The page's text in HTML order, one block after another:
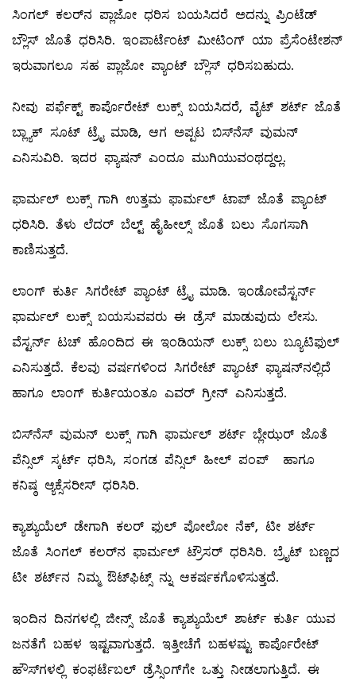
ಸಿಂಗಲ್ ಕಲರ್‌ನ ಪ್ಲಾಜೋ ಧರಿಸ ಬಯಸಿದರೆ ಅದನ್ನು ಪ್ರಿಂಟೆಡ್‌
ಬ್ಲೌಸ್‌ ಜೊತೆ ಧರಿಸಿರಿ. ಇಂಪಾರ್ಟೆಂಟ್‌ ಮೀಟಿಂಗ್‌ ಯಾ ಪ್ರೆಸೆಂಟೇಶನ್‌
ಇರುವಾಗಲೂ ಸಹ ಪ್ಲಾಜೋ ಪ್ಯಾಂಟ್ ಬ್ಲೌಸ್‌ ಧರಿಸಬಹುದು.
ನೀವು ಪರ್ಫೆಕ್ಟ್ ಕಾರ್ಪೊರೇಟ್‌ ಲುಕ್ಸ್ ಬಯಸಿದರೆ, ವೈಟ್‌ ಶರ್ಟ್‌ ಜೊತೆ
ಬ್ಲ್ಯಾಕ್‌ ಸೂಟ್‌ ಟ್ರೈ ಮಾಡಿ, ಆಗ ಅಪ್ಪಟ ಬಿಸ್‌ನೆಸ್ ವುಮನ್‌
ಎನಿಸುವಿರಿ. ಇದರ ಫ್ಯಾಷನ್‌ ಎಂದೂ ಮುಗಿಯುವಂಥದ್ದಲ್ಲ.
ಫಾರ್ಮಲ್ ಲುಕ್ಸ್ ಗಾಗಿ ಉತ್ತಮ ಫಾರ್ಮಲ್ ಟಾಪ್‌ ಜೊತೆ ಪ್ಯಾಂಟ್‌
ಧರಿಸಿರಿ. ತೆಳು ಲೆದರ್‌ ಬೆಲ್ಟ್ ಹೈಹೀಲ್ಸ್ ಜೊತೆ ಬಲು ಸೊಗಸಾಗಿ
ಕಾಣಿಸುತ್ತದೆ.
ಲಾಂಗ್‌ ಕುರ್ತಿ ಸಿಗರೇಟ್‌ ಪ್ಯಾಂಟ್‌ ಟ್ರೈ ಮಾಡಿ. ಇಂಡೋವೆಸ್ಟರ್ನ್‌
ಫಾರ್ಮಲ್ ಲುಕ್ಸ್ ಬಯಸುವವರು ಈ ಡ್ರೆಸ್‌ ಮಾಡುವುದು ಲೇಸು.
ವೆಸ್ಟರ್ನ್‌ ಟಚ್‌ ಹೊಂದಿದ ಈ ಇಂಡಿಯನ್‌ ಲುಕ್ಸ್ ಬಲು ಬ್ಯೂಟಿಫುಲ್
ಎನಿಸುತ್ತದೆ. ಕೆಲವು ವರ್ಷಗಳಿಂದ ಸಿಗರೇಟ್ ಪ್ಯಾಂಟ್‌ ಫ್ಯಾಷನ್‌ನಲ್ಲಿದೆ
ಹಾಗೂ ಲಾಂಗ್‌ ಕುರ್ತಿಯಂತೂ ಎವರ್‌ ಗ್ರೀನ್‌ ಎನಿಸುತ್ತದೆ.
ಬಿಸ್‌ನೆಸ್‌ ವುಮನ್‌ ಲುಕ್ಸ್ ಗಾಗಿ ಫಾರ್ಮಲ್ ಶರ್ಟ್‌ ಬ್ಲೇಝರ್‌ ಜೊತೆ
ಪೆನ್ಸಿಲ್ ‌ಸ್ಕರ್ಟ್‌ ಧರಿಸಿ, ಸಂಗಡ ಪೆನ್ಸಿಲ್ ‌ಹೀಲ್ ಪಂಪ್ ಹಾಗೂ
ಕನಿಷ್ಠ ಆ್ಯಕ್ಸೆಸರೀಸ್‌ ಧರಿಸಿರಿ.
ಕ್ಯಾಶ್ಯುಯೆಲ್ ‌ಡೇಗಾಗಿ ಕಲರ್‌ ಫುಲ್ ಪೋಲೋ ನೆಕ್‌, ಟೀ ಶರ್ಟ್‌
ಜೊತೆ ಸಿಂಗಲ್ ಕಲರ್‌ನ ಫಾರ್ಮಲ್ ಟ್ರೌಸರ್‌ ಧರಿಸಿರಿ. ಬ್ರೈಟ್‌ ಬಣ್ಣದ
ಟೀ ಶರ್ಟ್‌ನ ನಿಮ್ಮ ಔಟ್‌ಫಿಟ್ಸ್ ನ್ನು ಆಕರ್ಷಕಗೊಳಿಸುತ್ತದೆ.
ಇಂದಿನ ದಿನಗಳಲ್ಲಿ ಜೀನ್ಸ್ ಜೊತೆ ಕ್ಯಾಶ್ಯುಯೆಲ್ ‌ಶಾರ್ಟ್‌ ಕುರ್ತಿ ಯುವ
ಜನತೆಗೆ ಬಹಳ ಇಷ್ಟವಾಗುತ್ತದೆ. ಇತ್ತೀಚೆಗೆ ಬಹಳಷ್ಟು ಕಾರ್ಪೊರೇಟ್‌
ಹೌಸ್‌ಗಳಲ್ಲಿ ಕಂಫರ್ಟೆಬಲ್ ಡ್ರೆಸ್ಸಿಂಗ್‌ಗೇ ಒತ್ತು ನೀಡಲಾಗುತ್ತಿದೆ. ಈ